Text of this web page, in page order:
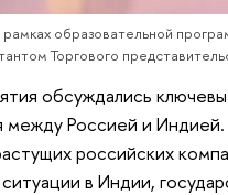
рамках образовательной
Торгового
обсуждались
между Россией и
российских
в Индии,